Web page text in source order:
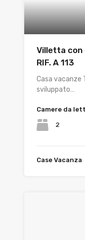
Villetta con
RIF. A 113
Casa vacanze
sviluppato…
Camere da
2
Case Vacanza